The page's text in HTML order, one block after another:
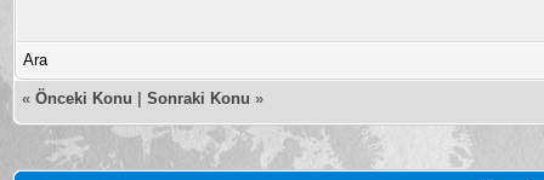
Ara
« Önceki Konu Sonraki Konu »